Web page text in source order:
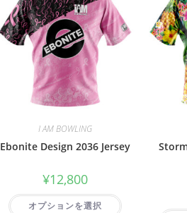
I AM BOWLING
Ebonite Design 2036 Jersey
¥12,800
オプションを選択